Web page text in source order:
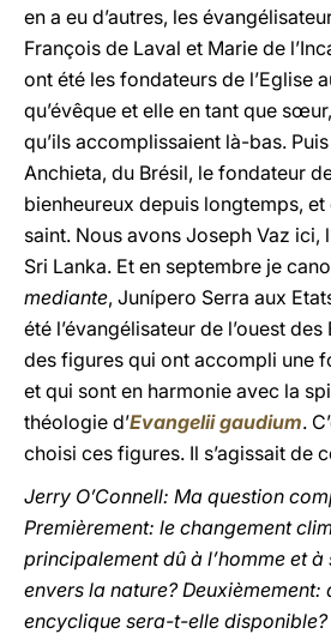
en a eu d’autres, les
François de Laval et Marie de
ont été les fondateurs de l’Eglise
qu’évêque et elle en tant que
qu’ils accomplissaient là-bas.
Anchieta, du Brésil, le fondateur
bienheureux depuis longtemps,
saint. Nous avons Joseph Vaz ici,
Sri Lanka. Et en septembre je
mediante, Junípero Serra aux
été l’évangélisateur de l’ouest
des figures qui ont accompli une
et qui sont en harmonie avec la
théologie d’Evangelii gaudium.
choisi ces figures. Il s’agissait de
Jerry O’Connell: Ma question
Premièrement: le changement
principalement dû à l’homme et
envers la nature? Deuxièmement:
encyclique sera-t-elle